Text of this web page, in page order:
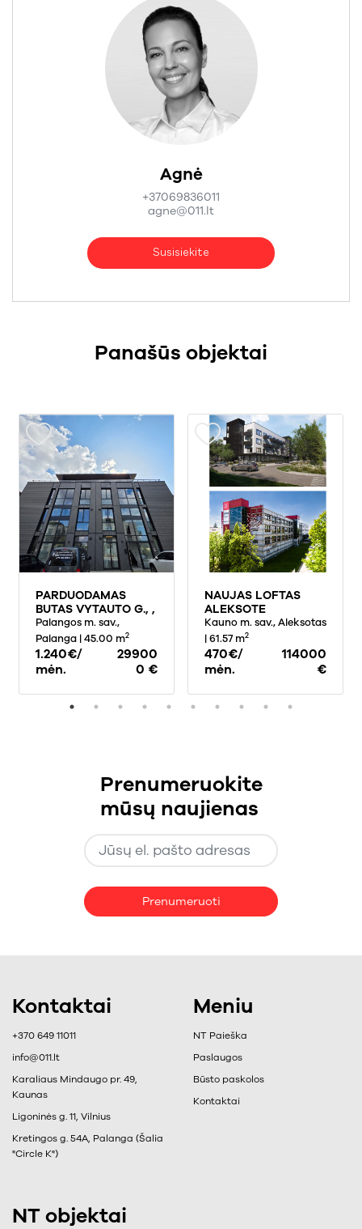
Agnė
+37069836011
agne@011.lt
Susisiekite
Panašūs objektai
PARDUODAMAS
BUTAS VYTAUTO G., ,
PALANGOJE, 45
KV.M PLOTO
Palangos m. sav.,
Palanga | 45.00 m2
1.240€/
mėn.
29900
0 €
NAUJAS LOFTAS
ALEKSOTE
Kauno m. sav., Aleksotas
| 61.57 m2
470€/
mėn.
114000
€
Kontaktai
+370 649 11011
info@011.lt
Karaliaus Mindaugo pr. 49,
Kaunas
Ligoninės g. 11, Vilnius
Kretingos g. 54A, Palanga (Šalia
"Circle K")
Meniu
NT Paieška
Paslaugos
Būsto paskolos
Kontaktai
NT objektai
Prenumeruokite
mūsų naujienas
Prenumeruoti